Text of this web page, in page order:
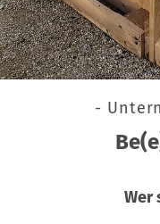
-
Wer